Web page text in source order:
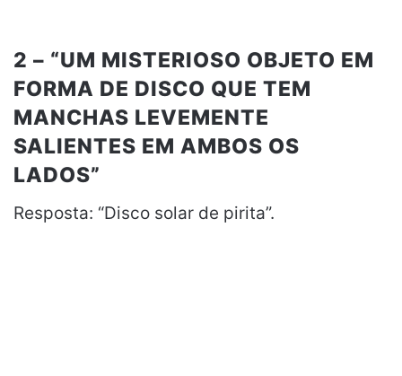
2 – “UM MISTERIOSO OBJETO EM
FORMA DE DISCO QUE TEM
MANCHAS LEVEMENTE
SALIENTES EM AMBOS OS
LADOS”
Resposta: “Disco solar de pirita”.